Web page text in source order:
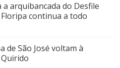
arquibancada do Desfile
Floripa continua a todo
de São José voltam à